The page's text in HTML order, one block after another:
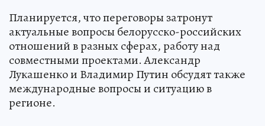
Планируется, что переговоры затронут
актуальные вопросы белорусско-российских
отношений в разных сферах, работу над
совместными проектами. Александр
Лукашенко и Владимир Путин обсудят также
международные вопросы и ситуацию в
регионе.